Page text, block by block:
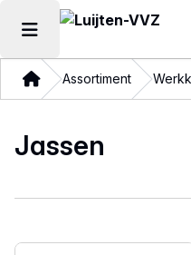
Hoofdmenu openen
ThuisAssortiment
Jassen